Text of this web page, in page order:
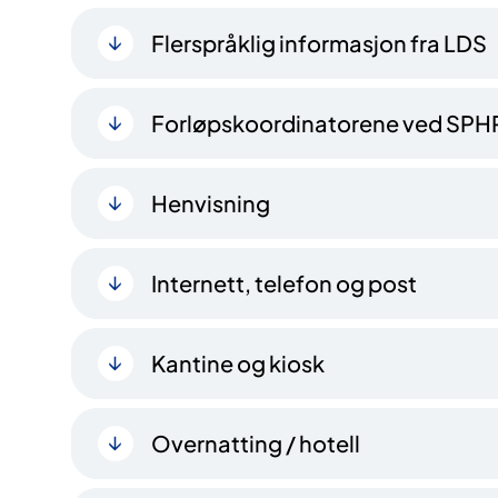
Flerspråklig informasjon fra LDS
Forløpskoordinatorene ved
Henvisning
Internett, telefon og post
Kantine og kiosk
Overnatting / hotell